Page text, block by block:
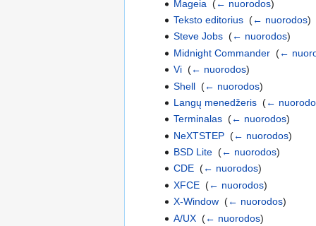
Mageia (← nuorodos)
Teksto editorius‎ (← nuorodos)
Steve Jobs‎ (← nuorodos)
Midnight Commander‎ (←
Vi‎ (← nuorodos)
Shell‎ (← nuorodos)
Langų menedžeris‎ (←
Terminalas‎ (← nuorodos)
NeXTSTEP‎ (← nuorodos)
BSD Lite‎ (← nuorodos)
CDE‎ (← nuorodos)
XFCE‎ (← nuorodos)
X-Window‎ (← nuorodos)
A/UX‎ (← nuorodos)